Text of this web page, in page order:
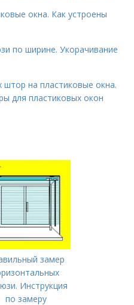
окна. Как устроены
по ширине. Укорачивание
на пластиковые окна.
для пластиковых окон
замер
Инструкция
по замеру